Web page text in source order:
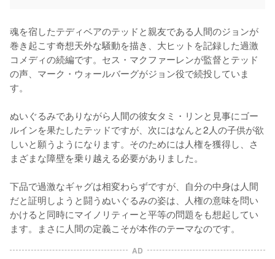
魂を宿したテディベアのテッドと親友である人間のジョンが
巻き起こす奇想天外な騒動を描き、大ヒットを記録した過激
コメディの続編です。セス・マクファーレンが監督とテッド
の声、マーク・ウォールバーグがジョン役で続投していま
す。
ぬいぐるみでありながら人間の彼女タミ・リンと見事にゴー
ルインを果たしたテッドですが、次にはなんと2人の子供が欲
しいと願うようになります。そのためには人権を獲得し、さ
まざまな障壁を乗り越える必要がありました。
下品で過激なギャグは相変わらずですが、自分の中身は人間
だと証明しようと闘うぬいぐるみの姿は、人権の意味を問い
かけると同時にマイノリティーと平等の問題をも想起してい
AD